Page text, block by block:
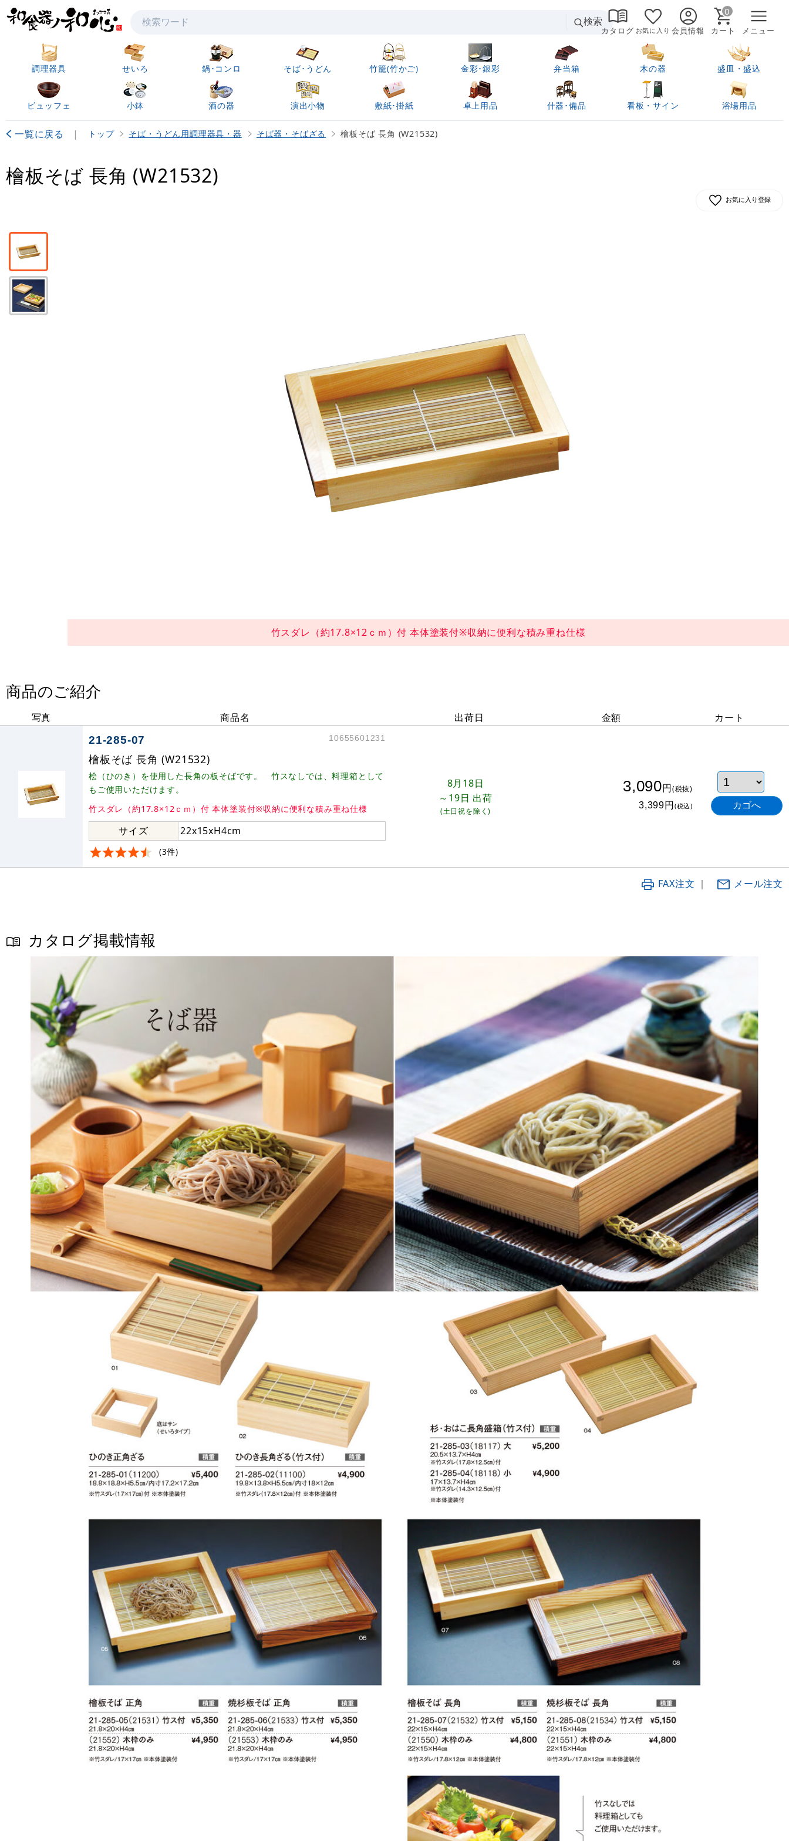
検索
検索
カタログ お気に入り 会員情報
0
カート メニュー
調理器具 せいろ 鍋･コンロ そば･うどん 竹籠(竹かご) 金彩･銀彩 弁当箱 木の器 盛皿・盛込
ビュッフェ 小鉢 酒の器 演出小物 敷紙･掛紙 卓上用品 什器･備品 看板・サイン 浴場用品
一覧に戻る | トップ そば・うどん用調理器具・器 そば器・そばざる 檜板そば 長角 (W21532)
檜板そば 長角 (W21532)
お気に入り登録
竹スダレ（約17.8×12ｃｍ）付 本体塗装付※収納に便利な積み重ね仕様
商品のご紹介
写真 商品名 出荷日 金額 カート
21-285-07 10655601231
檜板そば 長角 (W21532)
桧（ひのき）を使用した長角の板そばです。 竹スなしでは、料理箱として
もご使用いただけます。
竹スダレ（約17.8×12ｃｍ）付 本体塗装付※収納に便利な積み重ね仕様
サイズ 22x15xH4cm
(3件)
8月18日
～19日 出荷
(土日祝を除く)
3,090円(税抜)
3,399円(税込)
FAX注文 ｜ メール注文
カタログ掲載情報